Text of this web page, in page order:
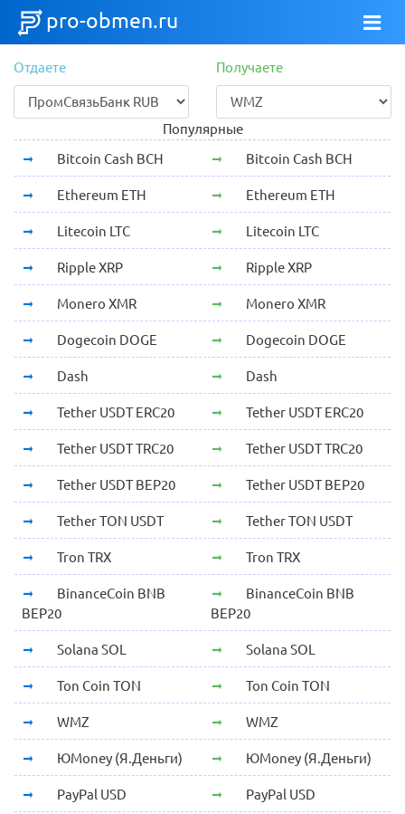
pro-obmen.ru
Отдаете Получаете
Популярные
Bitcoin Cash BCH
Bitcoin Cash BCH
Ethereum ETH Ethereum ETH
Litecoin LTC Litecoin LTC
Ripple XRP Ripple XRP
Monero XMR Monero XMR
Dogecoin DOGE Dogecoin DOGE
Dash Dash
Tether USDT ERC20 Tether USDT ERC20
Tether USDT TRC20 Tether USDT TRC20
Tether USDT BEP20 Tether USDT BEP20
Tether TON USDT Tether TON USDT
Tron TRX Tron TRX
BinanceCoin BNB
BEP20
BinanceCoin BNB
BEP20
Solana SOL Solana SOL
Ton Coin TON Ton Coin TON
WMZ WMZ
ЮMoney (Я.Деньги) ЮMoney (Я.Деньги)
PayPal USD PayPal USD